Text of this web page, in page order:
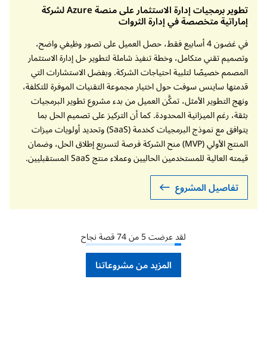
تطوير برمجيات إدارة الاستثمار على منصة Azure لشركة
إماراتية متخصصة في إدارة الثروات
في غضون 4 أسابيع فقط، حصل العميل على تصور وظيفي واضح،
وتصميم تقني متكامل، وخطة تنفيذ شاملة لتطوير حل إدارة الاستثمار
المصمم خصيصًا لتلبية احتياجات الشركة. وبفضل الاستشارات التي
قدمتها ساينس سوفت حول اختيار مجموعة التقنيات الموفرة للتكلفة،
ونهج التطوير الأمثل، تمكَّن العميل من بدء مشروع تطوير البرمجيات
بثقة، رغم الميزانية المحدودة. كما أن التركيز على تصميم الحل بما
يتوافق مع نموذج البرمجيات كخدمة (SaaS) وتحديد أولويات ميزات
المنتج الأولي (MVP) منح الشركة فرصة لتسريع إطلاق الحل، وضمان
قيمته العالية للمستخدمين الحاليين وعملاء منتج SaaS المستقبليين.
تفاصيل المشروع
لقد عرضت5من74قصة نجاح
المزيد من مشروعاتنا